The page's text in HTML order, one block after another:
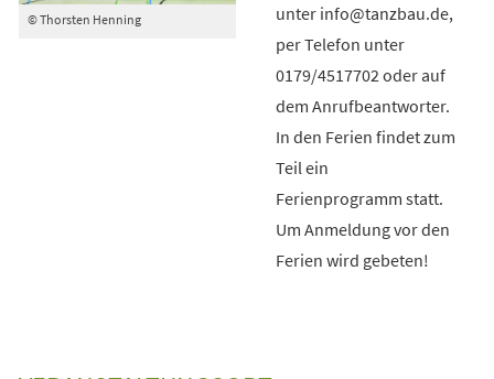
© Thorsten Henning
unter info@tanzbau.de,
per Telefon unter
0179/4517702 oder auf
dem Anrufbeantworter.
In den Ferien findet zum
Teil ein
Ferienprogramm statt.
Um Anmeldung vor den
Ferien wird gebeten!